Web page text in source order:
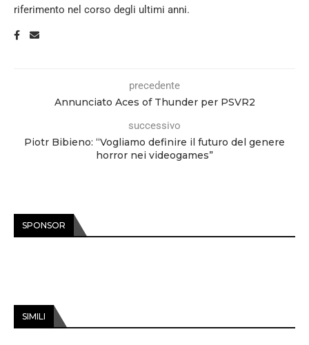
riferimento nel corso degli ultimi anni.
precedente
Annunciato Aces of Thunder per PSVR2
successivo
Piotr Bibieno: “Vogliamo definire il futuro del genere
horror nei videogames”
SPONSOR
SIMILI